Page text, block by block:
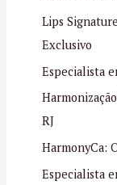
Lips
Exclusivo
Especialista
RJ
HarmonyCa:
Especialista